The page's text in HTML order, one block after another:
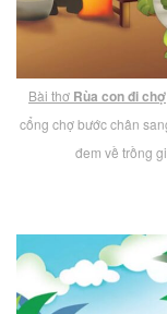
Bài thơ Rùa con đi chợ
cổng chợ bước chân
đem về trồng